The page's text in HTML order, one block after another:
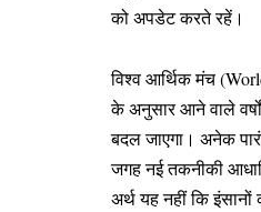
को अपडेट करते रहें।
विश्व आर्थिक मंच
के अनुसार आने वाले
बदल जाएगा। अनेक
जगह नई तकनीकी
अर्थ यह नहीं कि